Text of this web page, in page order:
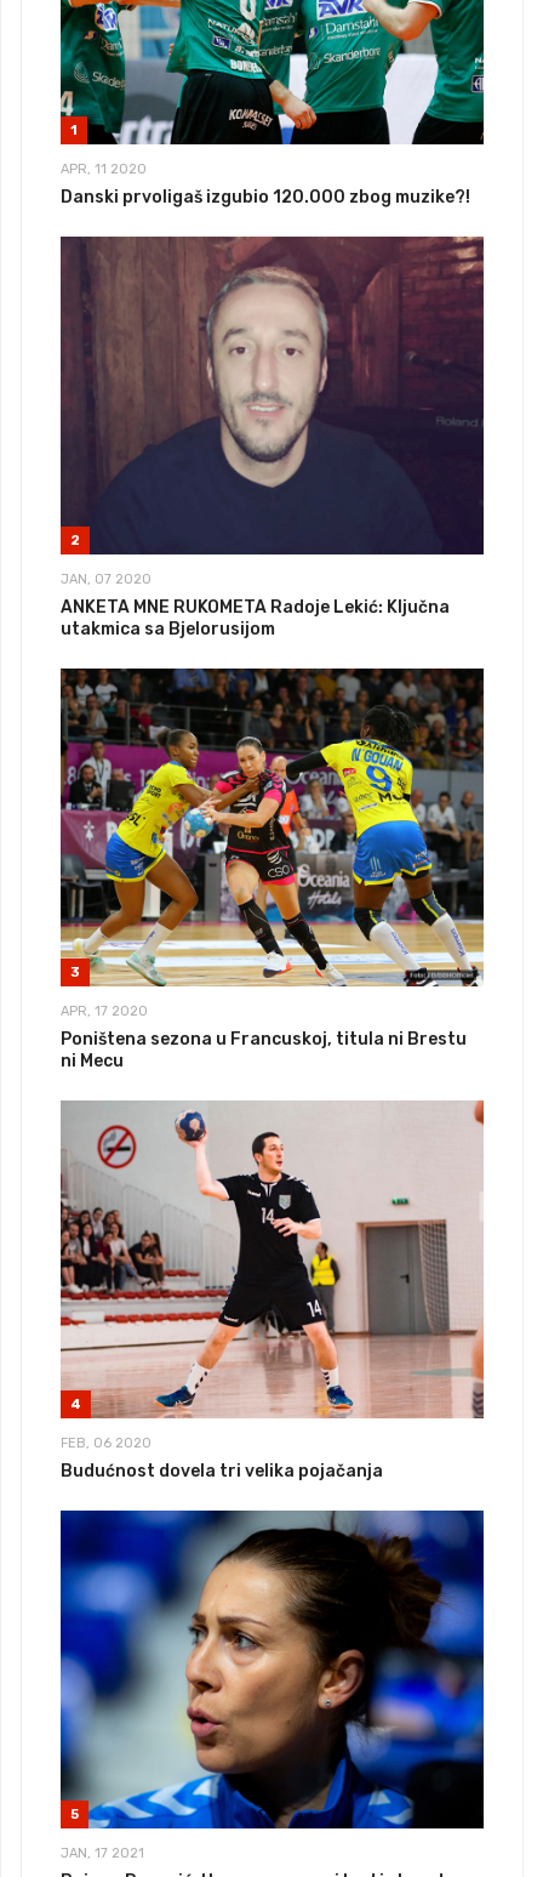
1
APR, 11 2020
Danski prvoligaš izgubio 120.000 zbog muzike?!
2
JAN, 07 2020
ANKETA MNE RUKOMETA Radoje Lekić: Ključna
utakmica sa Bjelorusijom
3
APR, 17 2020
Poništena sezona u Francuskoj, titula ni Brestu
ni Mecu
4
FEB, 06 2020
Budućnost dovela tri velika pojačanja
5
JAN, 17 2021